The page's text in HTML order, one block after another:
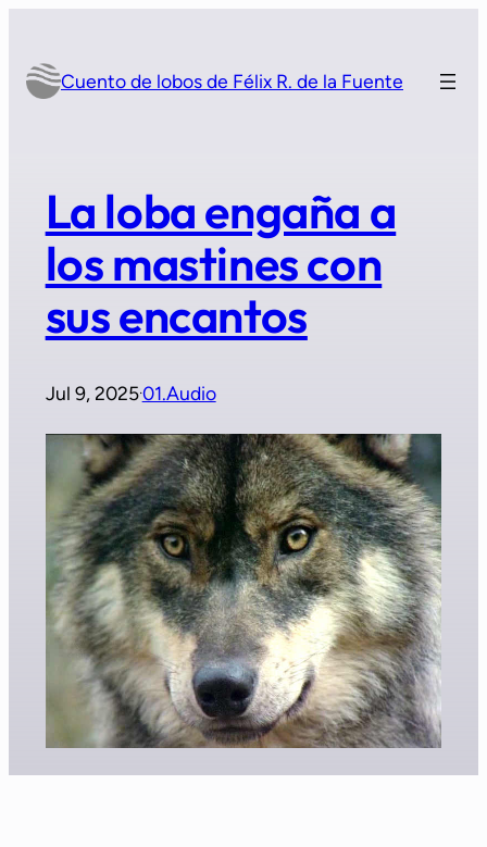
contenidoCuento de lobos de Félix R. de la Fuente
La loba engaña a
los mastines con
sus encantos
Jul 9, 2025·01.Audio